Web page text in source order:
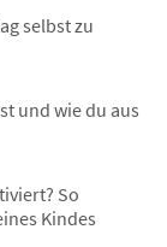
selbst zu
und wie du aus
So
Kindes